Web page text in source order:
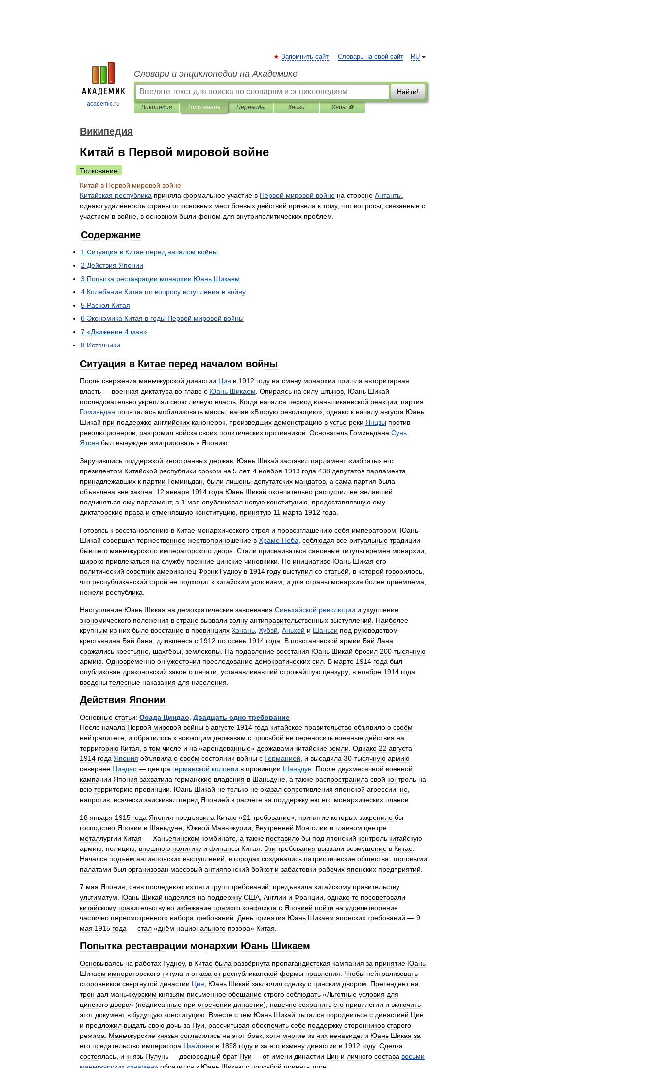
academic.ru
RU
Запомнить сайт Словарь на свой сайт
Словари и энциклопедии на Академике
Найти!
Википедия Толкования Переводы Книги Игры ⚽
Википедия
Китай в Первой мировой войне
Толкование
Китай в Первой мировой войне
Китайская республика приняла формальное участие в Первой мировой войне на стороне Антанты
однако удалённость страны от основных мест боевых действий привела к тому, что вопросы связанные с
участием в войне в основном были фоном для внутриполитических проблем
Содержание
1 Ситуация в Китае перед началом войны
2 Действия Японии
3 Попытка реставрации монархии Юань Шикаем
4 Колебания Китая по вопросу вступления в войну
5 Раскол Китая
6 Экономика Китая в годы Первой мировой войны
7 «Движение 4 мая»
8 Источники
Ситуация в Китае перед началом войны
После свержения маньчжурской династии Цин в 1912 году на смену монархии пришла авторитарная
власть — военная диктатура во главе с Юань Шикаем Опираясь на силу штыков Юань Шикай
последовательно укреплял свою личную власть Когда начался период юаньшикаевской реакции
партия
Гоминьдан попыталась мобилизовать массы начав «Вторую революцию», однако к началу августа Юань
Шикай при поддержке английских канонерок произведших демонстрацию в устье реки Янцзы против
революционеров разгромил войска своих политических противников Основатель Гоминьдана Сунь
Ятсен был вынужден эмигрировать в Японию
Заручившись поддержкой иностранных держав Юань Шикай заставил парламент«избрать» его
президентом Китайской республики сроком на 5 лет. 4 ноября 1913 года 438 депутатов парламента
принадлежавших к партии Гоминьдан были лишены депутатских мандатов а сама партия была
объявлена вне закона 12 января 1914 года Юань Шикай окончательно распустил не желавший
подчиняться ему парламент, а 1 мая опубликовал новую конституцию предоставлявшую ему
диктаторские права и отменявшую конституцию принятую 11 марта 1912 года
Готовясь к восстановлению в Китае монархического строя и провозглашению себя императором
Юань
Шикай совершил торжественное жертвоприношение в Храме Неба соблюдая все ритуальные традиции
бывшего маньчжурского императорского двора Стали присваиваться сановные титулы времён монархии
широко привлекаться на службу прежние цинские чиновники По инициативе Юань Шикая его
политический советник американец Фрэнк Гудноу в 1914 году выступил со статьёй в которой говорилось
что республиканский строй не подходит к китайским условиям и для страны монархия более приемлема
нежели республика
Наступление Юань Шикая на демократические завоевания Синьхайской революции и ухудшение
экономического положения в стране вызвали волну антиправительственных выступлений
Наиболее
крупным из них было восстание в провинциях Хэнань Хубэй Аньхой и Шаньси под руководством
крестьянина Бай Лана длившееся с 1912 по осень 1914 года В повстанческой армии Бай Лана
сражались крестьяне шахтёры землекопы На подавление восстания Юань Шикай бросил 200-тысячную
армию Одновременно он ужесточил преследование демократических сил В марте 1914 года был
опубликован драконовский закон о печати устанавливавший строжайшую цензуру; в ноябре 1914 года
введены телесные наказания для населения
Действия Японии
Основные статьи: Осада Циндао Двадцать одно требование
После начала Первой мировой войны в августе 1914 года китайское правительство объявило о своём
нейтралитете и обратилось к воюющим державам с просьбой не переносить военные действия на
территорию Китая в том числе и на «арендованные» державами китайские земли Однако 22 августа
1914 года Япония объявила о своём состоянии войны с Германией и высадила 30-тысячную армию
севернее Циндао — центра германской колонии в провинции Шаньдун После двухмесячной военной
кампании Япония захватила германские владения в Шаньдуне а также распространила свой контроль на
всю территорию провинции Юань Шикай не только не оказал сопротивления японской агрессии но
напротив всячески заискивал перед Японией в расчёте на поддержку ею его монархических планов
18 января 1915 года Япония предъявила Китаю «21 требование», принятие которых закрепило бы
господство Японии в Шаньдуне Южной Маньчжурии Внутренней Монголии и главном центре
металлургии Китая — Ханьепинском комбинате а также поставило бы под японский контроль китайскую
армию
полицию внешнюю политику и финансы Китая Эти требования вызвали возмущение в Китае
Начался подъём антияпонских выступлений в городах создавались патриотические общества торговыми
палатами был организован массовый антияпонский бойкот и забастовки рабочих японских предприятий
7 мая Япония сняв последнюю из пяти групп требований предъявила китайскому правительству
ультиматум
Юань Шикай надеялся на поддержку США Англии и Франции однако те посоветовали
китайскому правительству во избежание прямого конфликта с Японией пойти на удовлетворение
частично пересмотренного набора требований День принятия Юань Шикаем японских требований — 9
мая 1915 года — стал «днём национального позора» Китая
Попытка реставрации монархии Юань Шикаем
Основываясь на работах Гудноу, в Китае была развёрнута пропагандистская кампания за принятие Юань
Шикаем императорского титула и отказа от республиканской формы правления Чтобы нейтрализовать
сторонников свергнутой династии Цин Юань Шикай заключил сделку с цинским двором Претендент на
трон дал маньчжурским князьям письменное обещание строго соблюдать «Льготные условия для
цинского двора» (подписанные при отречении династии), навечно сохранить его привилегии и включить
этот документ в будущую конституцию Вместе с тем Юань Шикай пытался породниться с династией Цин
и предложил выдать свою дочь за Пуи рассчитывая обеспечить себе поддержку сторонников старого
режима
Маньчжурские князья согласились на этот брак хотя многие из них ненавидели Юань Шикая за
его предательство императора Цзайтяня в 1898 году и за его измену династии в 1912 году. Сделка
состоялась и князь Пулунь — двоюродный брат Пуи — от имени династии Цин и личного состава восьми